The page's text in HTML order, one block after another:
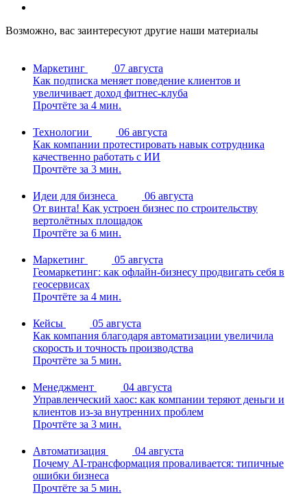
Возможно, вас заинтересуют другие наши материалы
Маркетинг
07 августа
Как подписка меняет поведение клиентов и
увеличивает доход фитнес-клуба
Прочтёте за 4 мин.
Технологии
06 августа
Как компании протестировать навык сотрудника
качественно работать с ИИ
Прочтёте за 3 мин.
Идеи для бизнеса
06 августа
От винта! Как устроен бизнес по строительству
вертолётных площадок
Прочтёте за 6 мин.
Маркетинг
05 августа
Геомаркетинг: как офлайн-бизнесу продвигать себя в
геосервисах
Прочтёте за 4 мин.
Кейсы
05 августа
Как компания благодаря автоматизации увеличила
скорость и точность производства
Прочтёте за 5 мин.
Менеджмент
04 августа
Управленческий хаос: как компании теряют деньги и
клиентов из-за внутренних проблем
Прочтёте за 3 мин.
Автоматизация
04 августа
Почему AI-трансформация проваливается: типичные
ошибки бизнеса
Прочтёте за 5 мин.